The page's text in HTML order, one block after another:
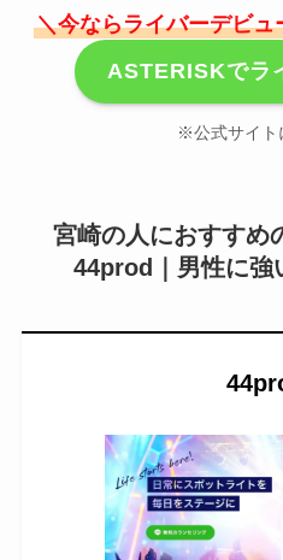
＼今ならライバーデビ
ASTERISKでラ
※公式サイト
宮崎の人におすすめ
44prod｜男性に強